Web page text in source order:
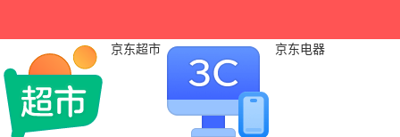
京东超市 京东电器